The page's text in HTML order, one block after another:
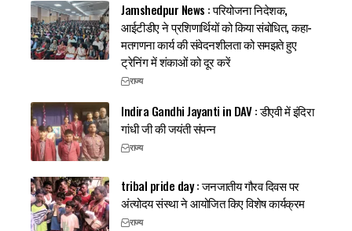
Jamshedpur News : परियोजना निदेशक,
आईटीडीए ने प्रशिणार्थियों को किया संबोधित, कहा-
मतगणना कार्य की संवेदनशीलता को समझते हुए
ट्रेनिंग में शंकाओं को दूर करें
राज्य
Indira Gandhi Jayanti in DAV : डीएवी में इंदिरा
गांधी जी की जयंती संपन्न
राज्य
tribal pride day : जनजातीय गौरव दिवस पर
अंत्योदय संस्था ने आयोजित किए विशेष कार्यक्रम
राज्य